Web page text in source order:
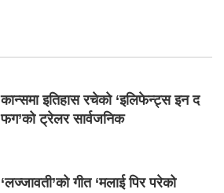
कान्समा इतिहास रचेको ‘इलिफेन्ट्स इन द
फग’को ट्रेलर सार्वजनिक
‘लज्जावती’को गीत ‘मलाई पिर परेको